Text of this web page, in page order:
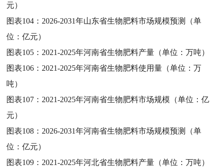
元）
图表104： 2026-2031年山东省生物肥料市场规模预测（单
位：亿元）
图表105： 2021-2025年河南省生物肥料产量（单位：万吨）
图表106： 2021-2025年河南省生物肥料使用量（单位：万
吨）
图表107： 2021-2025年河南省生物肥料市场规模（单位：亿
元）
图表108： 2026-2031年河南省生物肥料市场规模预测（单
位：亿元）
图表109： 2021-2025年河北省生物肥料产量（单位：万吨）